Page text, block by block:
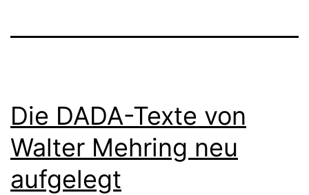
Die DADA-Texte von
Walter Mehring neu
aufgelegt